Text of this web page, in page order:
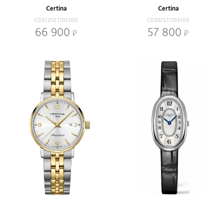
Certina
C0312101105100
66 900
Certina
C0332511103100
57 800